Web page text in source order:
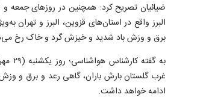
ضیائیان تصریح کرد: همچنین در روزهای جمعه
البرز واقع در استان‌های قزوین، البرز و تهران
برق و وزش باد شدید و خیزش گرد و خاک رخ
به
غرب گلستان بارش باران، گاهی رعد و برق و
ادامه خواهد داشت.